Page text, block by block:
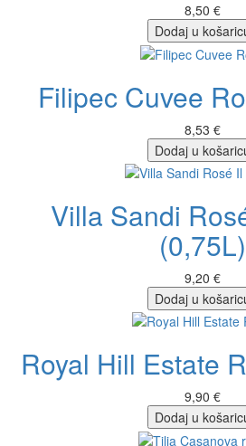
8,50 €
Dodaj u
Filipec Cuvee
8,53 €
Dodaj u
Villa Sandi
(0,75L)
9,20 €
Dodaj u
Royal Hill Estate
9,90 €
Dodaj u